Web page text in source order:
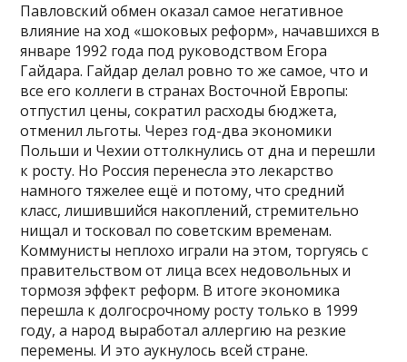
Павловский обмен оказал самое негативное
влияние на ход «шоковых реформ», начавшихся в
январе 1992 года под руководством Егора
Гайдара. Гайдар делал ровно то же самое, что и
все его коллеги в странах Восточной Европы:
отпустил цены, сократил расходы бюджета,
отменил льготы. Через год-два экономики
Польши и Чехии оттолкнулись от дна и перешли
к росту. Но Россия перенесла это лекарство
намного тяжелее ещё и потому, что средний
класс, лишившийся накоплений, стремительно
нищал и тосковал по советским временам.
Коммунисты неплохо играли на этом, торгуясь с
правительством от лица всех недовольных и
тормозя эффект реформ. В итоге экономика
перешла к долгосрочному росту только в 1999
году, а народ выработал аллергию на резкие
перемены. И это аукнулось всей стране.